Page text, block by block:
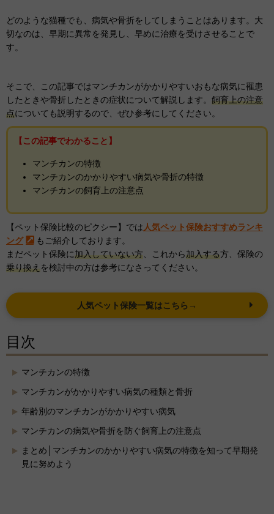
どのような猫種でも、病気や骨折をしてしまうことはあります。大
切なのは、早期に異常を発見し、早めに治療を受けさせることで
す。
そこで、この記事ではマンチカンがかかりやすいおもな病気に罹患
したときや骨折したときの症状について解説します。 飼育上の注意
点についても説明するので、ぜひ参考にしてください。
【この記事でわかること】
マンチカンの特徴
マンチカンのかかりやすい病気や骨折の特徴
マンチカンの飼育上の注意点
【ペット保険比較のピクシー】では人気ペット保険おすすめランキ
ング
もご紹介しております。
まだペット保険に加入していない方、これから加入する方、保険の
乗り換えを検討中の方は参考になさってください。
人気ペット保険一覧はこちら→
目次
マンチカンの特徴
マンチカンがかかりやすい病気の種類と骨折
年齢別のマンチカンがかかりやすい病気
マンチカンの病気や骨折を防ぐ飼育上の注意点
まとめ│マンチカンのかかりやすい病気の特徴を知って早期発
見に努めよう